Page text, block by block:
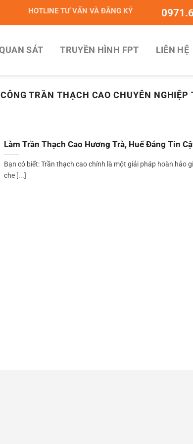
HOTLINE TƯ VẤN VÀ ĐĂNG KÝ
SÁT TRUYỀN HÌNH FPT LIÊN HỆ
TRẦN THẠCH CAO CHUYÊN NGHIỆP
Làm Trần Thạch Cao Hương Trà, Huế Đáng Tin
Bạn có biết: Trần thạch cao chính là một giải pháp hoàn hảo
che [...]